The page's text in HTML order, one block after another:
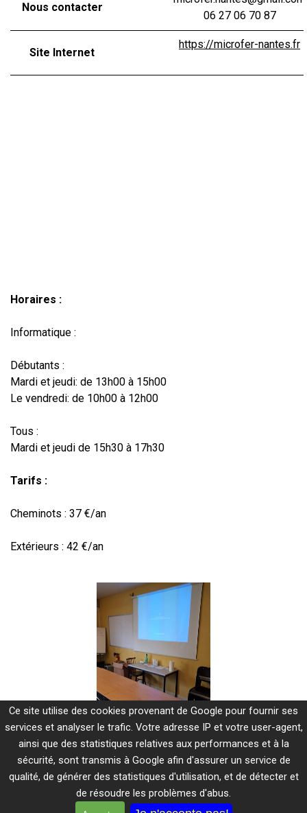
Nous contacter
06 27 06 70 87
Site Internet
https://microfer-nantes.fr
Horaires :
Informatique :
Débutants :
Mardi et jeudi: de 13h00 à 15h00
Le vendredi: de 10h00 à 12h00
Tous :
Mardi et jeudi de 15h30 à 17h30
Tarifs :
Cheminots : 37 €/an
Extérieurs : 42 €/an
Mentions légales
Ce site utilise des cookies provenant de Google pour fournir ses
services et analyser le trafic. Votre adresse IP et votre user-agent,
ainsi que des statistiques relatives aux performances et à la
sécurité, sont transmis à Google afin d'assurer un service de
qualité, de générer des statistiques d'utilisation, et de détecter et
de résoudre les problèmes d'abus.